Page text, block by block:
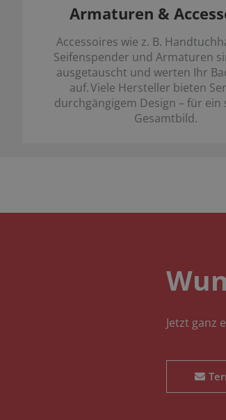
Armaturen &
Accessoires wie z. B.
Seifenspender und Armaturen
ausgetauscht und werten Ihr
auf. Viele Hersteller bieten
durchgängigem Design – für ein
Gesamtbild.
Jetzt ganz